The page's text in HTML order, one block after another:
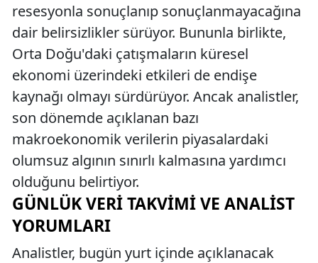
resesyonla sonuçlanıp sonuçlanmayacağına
dair belirsizlikler sürüyor. Bununla birlikte,
Orta Doğu'daki çatışmaların küresel
ekonomi üzerindeki etkileri de endişe
kaynağı olmayı sürdürüyor. Ancak analistler,
son dönemde açıklanan bazı
makroekonomik verilerin piyasalardaki
olumsuz algının sınırlı kalmasına yardımcı
olduğunu belirtiyor.
GÜNLÜK VERI TAKVIMI VE ANALIST
YORUMLARI
Analistler, bugün yurt içinde açıklanacak